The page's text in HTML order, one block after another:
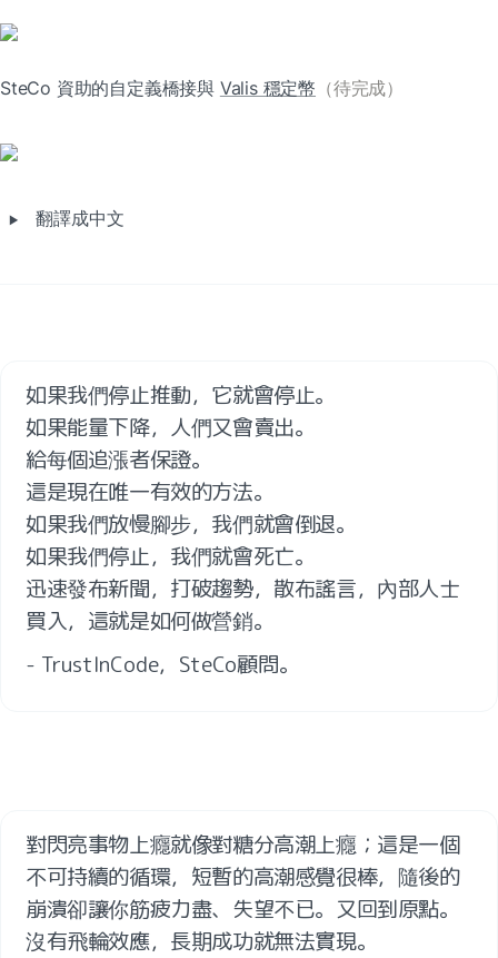
SteCo 資助的自定義橋接與 Valis 穩定幣 （待完成）
‣ 翻譯成中文
如果我們停止推動，它就會停止。
如果能量下降，人們又會賣出。
給每個追漲者保證。
這是現在唯一有效的方法。
如果我們放慢腳步，我們就會倒退。
如果我們停止，我們就會死亡。
迅速發布新聞，打破趨勢，散布謠言，內部人士
- TrustInCode，SteCo顧問。
對閃亮事物上癮就像對糖分高潮上癮；這是一個
不可持續的循環，短暫的高潮感覺很棒，隨後的
崩潰卻讓你筋疲力盡、失望不已。又回到原點。
沒有飛輪效應，長期成功就無法實現。